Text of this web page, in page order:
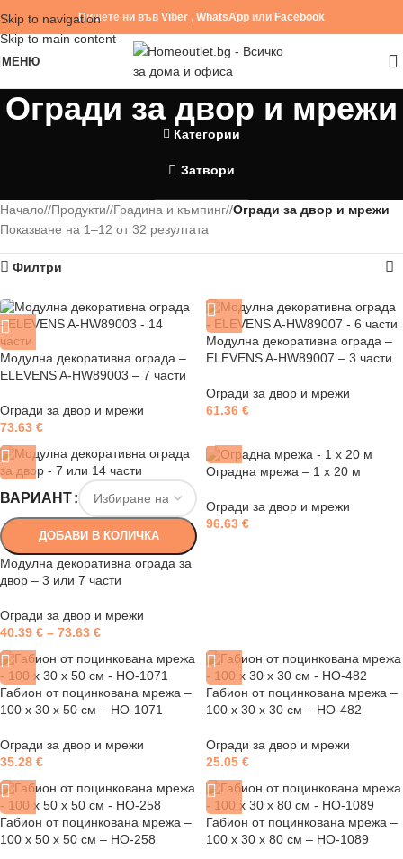
Skip to navigation
Skip to main content
Пишете ни във Viber , WhatsApp или Facebook
МЕНЮ
Огради за двор и мрежи
Категории
Затвори
Начало/ Продукти/ Градина и къмпинг/ Огради за двор и мрежи
Показване на 1–12 от 32 резултата
Филтри
Модулна декоративна ограда –
ELEVENS A-HW89003 – 7 части
Огради за двор и мрежи
73.63 €
Модулна декоративна ограда –
ELEVENS A-HW89007 – 3 части
Огради за двор и мрежи
61.36 €
ВАРИАНТ
ДОБАВИ В КОЛИЧКА
Модулна декоративна ограда за
двор – 3 или 7 части
Огради за двор и мрежи
40.39 € – 73.63 €
Оградна мрежа – 1 х 20 м
Огради за двор и мрежи
96.63 €
Габион от поцинкована мрежа –
100 х 30 x 50 см – HO-1071
Огради за двор и мрежи
35.28 €
Габион от поцинкована мрежа –
100 x 30 x 30 см – HO-482
Огради за двор и мрежи
25.05 €
Габион от поцинкована мрежа –
100 x 50 x 50 см – HO-258
Габион от поцинкована мрежа –
100 x 30 x 80 см – HO-1089